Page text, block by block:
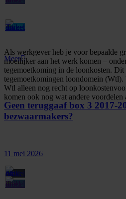
Als werkgever heb je voor bepaalde
moeilijker aan het werk komen –
tegemoetkoming in de loonkosten. Dit
tegemoetkomingen loondomein (Wtl).
Wtl alleen nog recht op
komen ook nog wat andere voordelen
Meer
Geen teruggaaf box 3 2017-
bezwaarmakers?
11 mei 2026